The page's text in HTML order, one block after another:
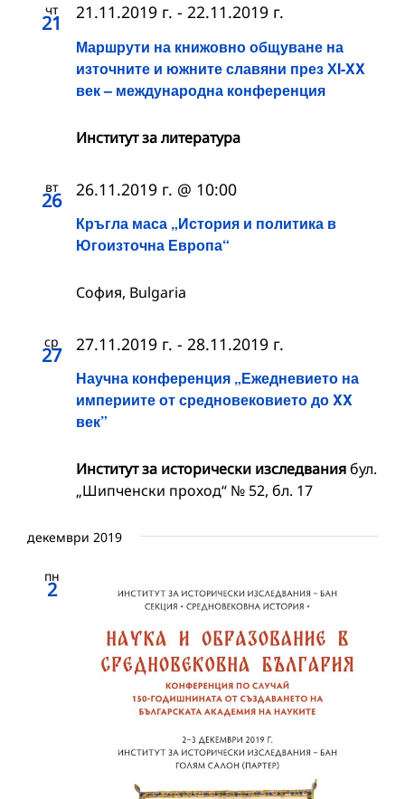
чт
21
Маршрути на книжовно общуване на
източните и южните славяни през ХI-XX
век – международна конференция
21.11.2019 г. - 22.11.2019 г.
Институт за литература
вт
26
Кръгла маса „История и политика в
Югоизточна Европа“
26.11.2019 г. @ 10:00
София, Bulgaria
ср
27
Научна конференция „Ежедневието на
империите от средновековието до XX
век”
27.11.2019 г. - 28.11.2019 г.
Институт за исторически изследваниябул.
„Шипченски проход“ № 52, бл. 17
декември 2019
пн
2